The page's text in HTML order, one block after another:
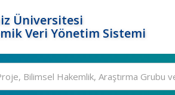
Üniversitesi
Veri Yönetim Sistemi